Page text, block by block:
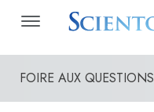
FOIRE AUX QUESTIONS